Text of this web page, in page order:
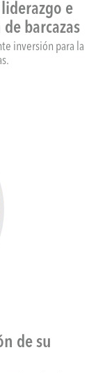
e
barcazas
inversión para la
de su